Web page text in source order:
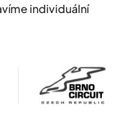
individuální